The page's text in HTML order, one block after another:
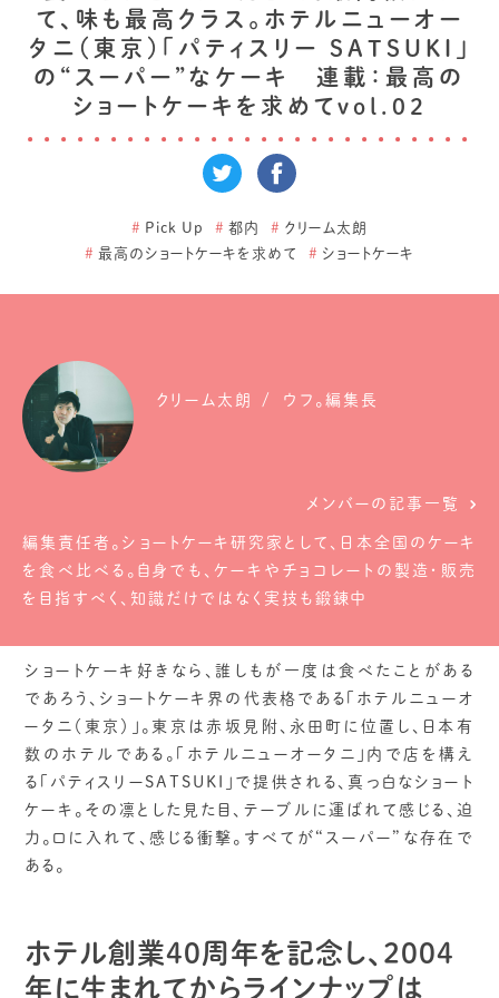
て、味も最高クラス。ホテルニューオー
タニ（東京）「パティスリー SATSUKI」
の“スーパー”なケーキ 連載：最高の
ショートケーキを求めてvol.02
# Pick Up # 都内 # クリーム太朗
# 最高のショートケーキを求めて # ショートケーキ
クリーム太朗 ウフ。編集長
メンバーの記事一覧
編集責任者。ショートケーキ研究家として、日本全国のケーキ
を食べ比べる。自身でも、ケーキやチョコレートの製造・販売
を目指すべく、知識だけではなく実技も鍛錬中
ショートケーキ好きなら、誰しもが一度は食べたことがある
であろう、ショートケーキ界の代表格である「ホテルニューオ
ータニ（東京）」。東京は赤坂見附、永田町に位置し、日本有
数のホテルである。「ホテルニューオータニ」内で店を構え
る「パティスリーSATSUKI」で提供される、真っ白なショート
ケーキ。その凛とした見た目、テーブルに運ばれて感じる、迫
力。口に入れて、感じる衝撃。すべてが“スーパー”な存在で
ある。
ホテル創業40周年を記念し、2004
年に生まれてからラインナップは